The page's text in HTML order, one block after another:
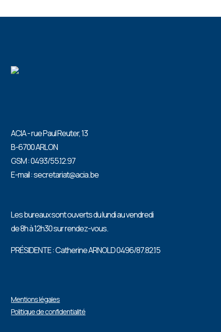
ACIA - rue Paul Reuter, 13
B-6700 ARLON
GSM : 0493/55.12.97
E-mail : secretariat@acia.be
Les bureaux sont ouverts du lundi au vendredi
de 8h à 12h30 sur rendez-vous.
PRÉSIDENTE : Catherine ARNOLD 0496/87.82.15
Mentions légales
Politique de confidentialité